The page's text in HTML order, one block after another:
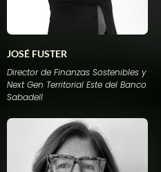
JOSÉ FUSTER
Director de Finanzas Sostenibles y
Next Gen Territorial Este del Banco
Sabadell